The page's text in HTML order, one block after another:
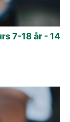
7-18 år - 14